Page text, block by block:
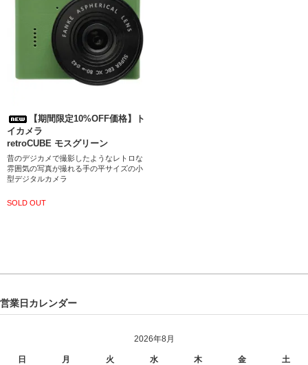
【期間限定10%OFF価格】ト
イカメラ
retroCUBE モスグリーン
昔のデジカメで撮影したようなレトロな
雰囲気の写真が撮れる手の平サイズの小
型デジタルカメラ
SOLD OUT
営業日カレンダー
2026年8月
日 月 火 水 木 金 土